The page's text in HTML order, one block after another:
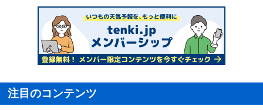
注目のコンテンツ